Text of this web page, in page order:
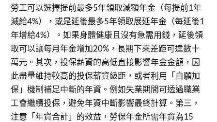
勞工可以選擇提前最多5年領取減額年金（每提前1年
減給4%），或是延後最多5年領取展延年金（每延後1
年增給4%）。如果身體健康且沒有急需用錢，延後領
取可以讓每月年金增加20%，長期下來差距可達數十
萬元。其次，投保薪資的高低直接影響年金金額，因
此盡量維持較高的投保薪資級距，或者利用「自願加
保」機制補足中斷的年資。例如失業期間可透過職業
工會繼續投保，避免年資中斷影響最終計算。第三，
注意「年資合計」的效益，勞保年金所需年資為15